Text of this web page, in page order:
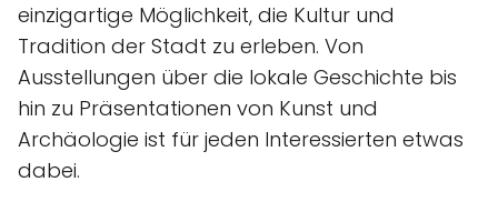
einzigartige Möglichkeit, die Kultur und
Tradition der Stadt zu erleben. Von
Ausstellungen über die lokale Geschichte bis
hin zu Präsentationen von Kunst und
Archäologie ist für jeden Interessierten etwas
dabei.